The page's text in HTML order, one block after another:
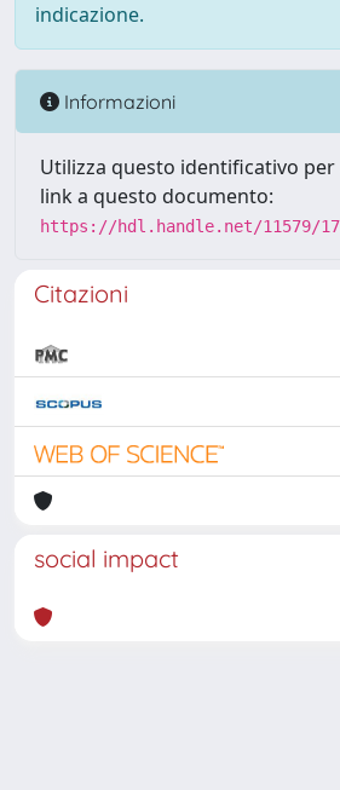
indicazione.
Informazioni
Utilizza questo identificativo
link a questo documento:
https://hdl.handle.net/11579/
Citazioni
social impact